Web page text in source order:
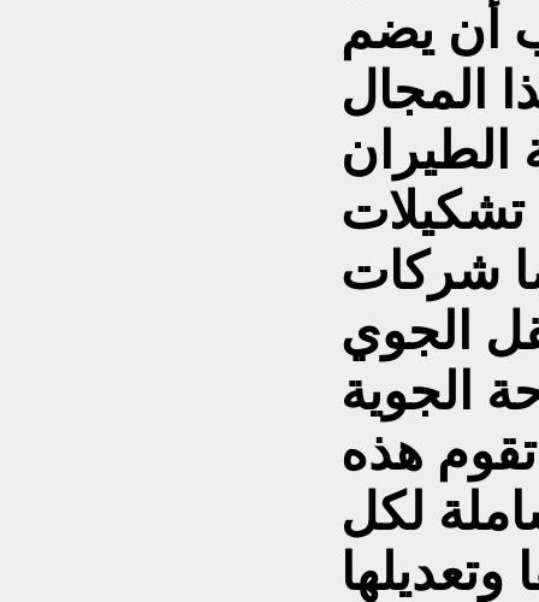
أن يضم
المجال
تشكيلات
شركات
الجوي
الجوية
هذه
لكل
وتعديلها